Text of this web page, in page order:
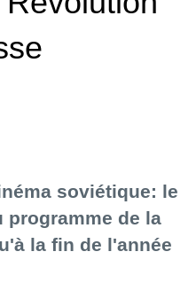
soviétique: le
de la
la fin de l'année